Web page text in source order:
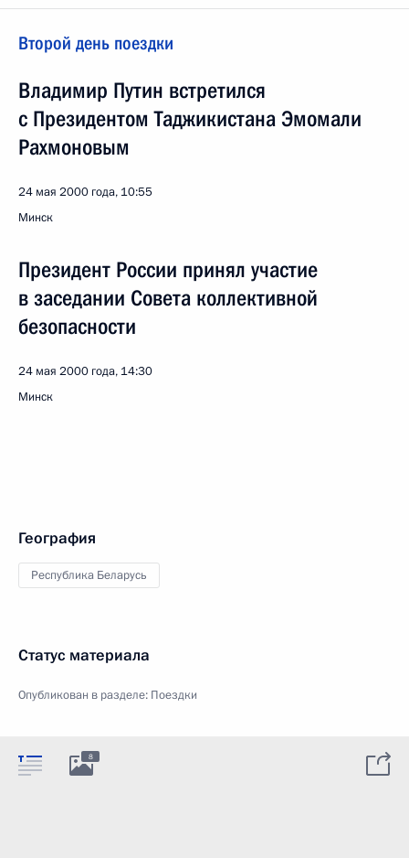
Второй день поездки
Владимир Путин встретился
с Президентом Таджикистана Эмомали
Рахмоновым
24 мая 2000 года, 10:55
Минск
Президент России принял участие
в заседании Совета коллективной
безопасности
24 мая 2000 года, 14:30
Минск
География
Республика Беларусь
Статус материала
Опубликован в разделе: Поездки
8